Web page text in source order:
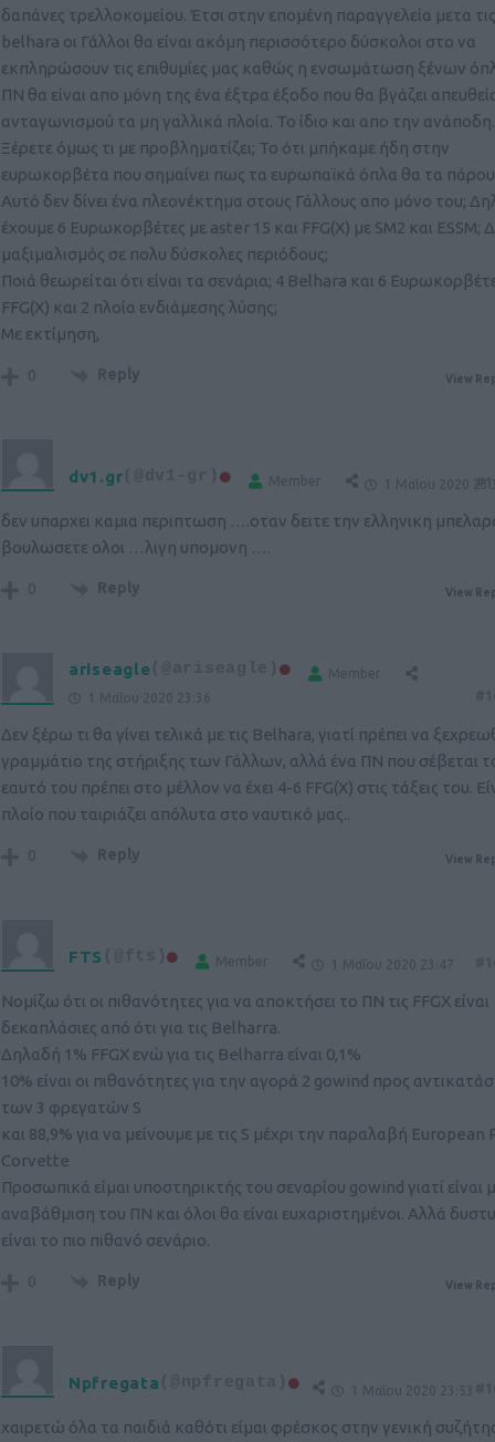
δαπάνες τρελλοκομείου. Έτσι στην επομένη παραγγελεία μετα
belhara οι Γάλλοι θα είναι ακόμη περισσότερο δύσκολοι στο να
εκπληρώσουν τις επιθυμίες μας καθώς η ενσωμάτωση ξένων
ΠΝ θα είναι απο μόνη της ένα έξτρα έξοδο που θα βγάζει
ανταγωνισμού τα μη γαλλικά πλοία. Το ίδιο και απο την ανάποδη.
Ξέρετε όμως τι με προβληματίζει; Το ότι μπήκαμε ήδη στην
ευρωκορβέτα που σημαίνει πως τα ευρωπαϊκά όπλα θα τα
Αυτό δεν δίνει ένα πλεονέκτημα στους Γάλλους απο μόνο του;
έχουμε 6 Ευρωκορβέτες με aster 15 και FFG(X) με SM2 και ESSM;
μαξιμαλισμός σε πολυ δύσκολες περιόδους;
Ποιά θεωρείται ότι είναι τα σενάρια; 4 Belhara και 6
FFG(X) και 2 πλοία ενδιάμεσης λύσης;
Με εκτίμηση,
0 Reply View
dv1.gr Member 1 Μαΐου 2020
δεν υπαρχει καμια περιπτωση ….οταν δειτε την ελληνικη
βουλωσετε ολοι …λιγη υπομονη ….
0 Reply View
ariseagle
Member
1 Μαΐου 2020 23:36
Δεν ξέρω τι θα γίνει τελικά με τις Belhara, γιατί πρέπει να
γραμμάτιο της στήριξης των Γάλλων, αλλά ένα ΠΝ που σέβεται
εαυτό του πρέπει στο μέλλον να έχει 4-6 FFG(X) στις τάξεις του.
πλοίο που ταιριάζει απόλυτα στο ναυτικό μας..
0 Reply View
FTS (@fts) Member 1 Μαΐου 2020 23:47
Νομίζω ότι οι πιθανότητες για να αποκτήσει το ΠΝ τις FFGX είναι
δεκαπλάσιες από ότι για τις Belharra.
Δηλαδή 1% FFGX ενώ για τις Belharra είναι 0,1%
10% είναι οι πιθανότητες για την αγορά 2 gowind προς
των 3 φρεγατών S
και 88,9% για να μείνουμε με τις S μέχρι την παραλαβή European
Corvette
Προσωπικά είμαι υποστηρικτής του σεναρίου gowind γιατί είναι
αναβάθμιση του ΠΝ και όλοι θα είναι ευχαριστημένοι. Αλλά
είναι το πιο πιθανό σενάριο.
0 Reply View
Npfregata 1 Μαΐου 2020 23:53
χαιρετώ όλα τα παιδιά καθότι είμαι φρέσκος στην γενική